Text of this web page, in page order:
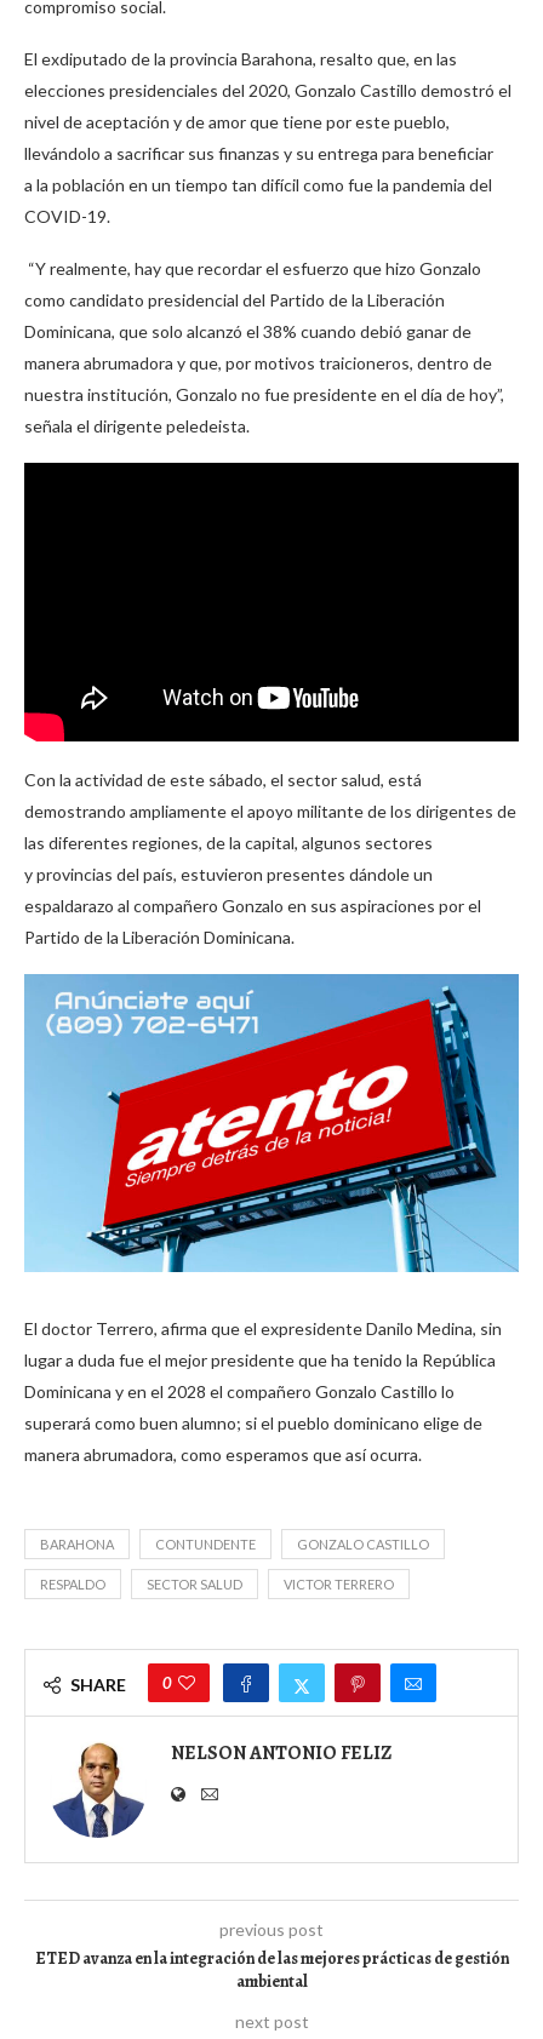
compromiso social.
El exdiputado de la provincia Barahona, resalto que, en las
elecciones presidenciales del 2020, Gonzalo Castillo demostró el
nivel de aceptación y de amor que tiene por este pueblo,
llevándolo a sacrificar sus finanzas y su entrega para beneficiar
a la población en un tiempo tan difícil como fue la pandemia del
COVID-19.
“Y realmente, hay que recordar el esfuerzo que hizo Gonzalo
como candidato presidencial del Partido de la Liberación
Dominicana, que solo alcanzó el 38% cuando debió ganar de
manera abrumadora y que, por motivos traicioneros, dentro de
nuestra institución, Gonzalo no fue presidente en el día de hoy”,
señala el dirigente peledeista.
Con la actividad de este sábado, el sector salud, está
demostrando ampliamente el apoyo militante de los dirigentes de
las diferentes regiones, de la capital, algunos sectores
y provincias del país, estuvieron presentes dándole un
espaldarazo al compañero Gonzalo en sus aspiraciones por el
Partido de la Liberación Dominicana.
El doctor Terrero, afirma que el expresidente Danilo Medina, sin
lugar a duda fue el mejor presidente que ha tenido la República
Dominicana y en el 2028 el compañero Gonzalo Castillo lo
superará como buen alumno; si el pueblo dominicano elige de
manera abrumadora, como esperamos que así ocurra.
BARAHONA CONTUNDENTE GONZALO CASTILLO
RESPALDO SECTOR SALUD VICTOR TERRERO
SHARE 0
NELSON ANTONIO FELIZ
previous post
ETED avanza en la integración de las mejores prácticas de gestión
ambiental
next post